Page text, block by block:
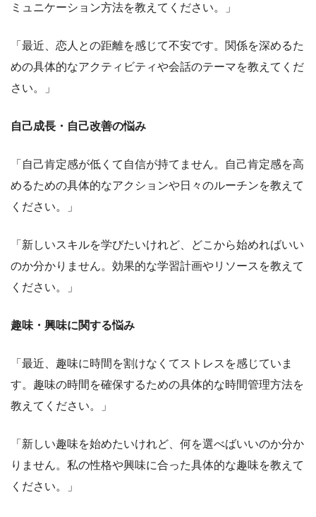
ミュニケーション方法を教えてください。」
「最近、恋人との距離を感じて不安です。関係を深めるた
めの具体的なアクティビティや会話のテーマを教えてくだ
さい。」
自己成長・自己改善の悩み
「自己肯定感が低くて自信が持てません。自己肯定感を高
めるための具体的なアクションや日々のルーチンを教えて
ください。」
「新しいスキルを学びたいけれど、どこから始めればいい
のか分かりません。効果的な学習計画やリソースを教えて
ください。」
趣味・興味に関する悩み
「最近、趣味に時間を割けなくてストレスを感じていま
す。趣味の時間を確保するための具体的な時間管理方法を
教えてください。」
「新しい趣味を始めたいけれど、何を選べばいいのか分か
りません。私の性格や興味に合った具体的な趣味を教えて
ください。」